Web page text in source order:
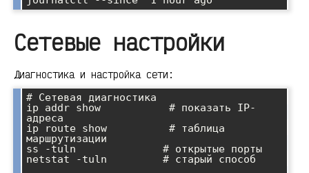
Сетевые настройки
Диагностика и настройка сети:
# Сетевая диагностика
ip addr show           # показать IP-
адреса
ip route show          # таблица
маршрутизации
ss -tuln              # открытые порты
netstat -tuln         # старый способ